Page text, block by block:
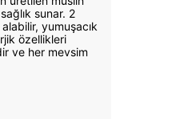
sunar. 2
yumuşacık
özellikleri
ve her mevsim